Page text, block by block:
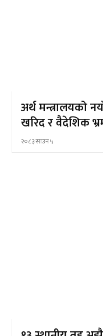
अर्थ मन्त्रालयको
खरिद र वैदेशिक
२०८३ साउन ५